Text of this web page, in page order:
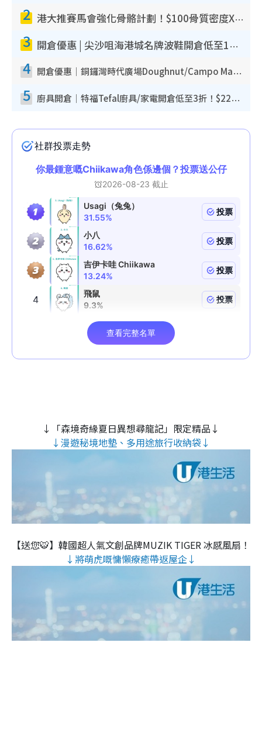
2 港大推賽馬會強化骨骼計劃！$100骨質密度X光檢查 完成免費運動訓練送超市禮券！附參加資格
3 開倉優惠 | 尖沙咀海港城名牌波鞋開倉低至1折！On鞋$899起／Joy&Peace鞋履$98起
4 開倉優惠｜銅鑼灣時代廣場Doughnut/Campo Marzio開倉低至1折！背囊、書包、手袋劈價$200起
5 廚具開倉｜特福Tefal廚具/家電開倉低至3折！$220起買平底鍋/炒鑊/湯煲！電飯煲/吸塵機/燙斗$418起
↓「森境奇緣夏日異想尋龍記」限定精品↓
↓漫遊秘境地墊、多用途旅行收納袋↓
【送您🐯】韓國超人氣文創品牌MUZIK TIGER 冰感風扇！
↓將萌虎嘅慵懶療癒帶返屋企↓